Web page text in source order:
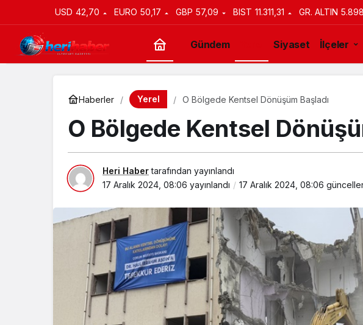
USD 42,70 EURO 50,17 GBP 57,09 BIST 11.311,31 GR. ALTIN
Gündem Siyaset İlçeler
Haberler Yerel O Bölgede Kentsel Dönüşüm Başladı
O Bölgede Kentsel
Heri Habertarafından yayınlandı
17 Aralık 2024, 08:06 yayınlandı 17 Aralık 2024, 08:06